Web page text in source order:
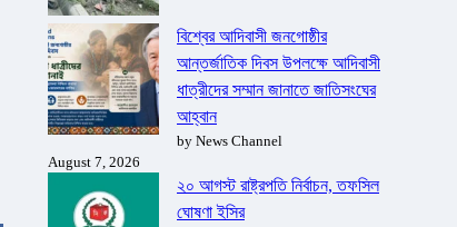
বিশ্বের আদিবাসী জনগোষ্ঠীর
আন্তর্জাতিক দিবস উপলক্ষে আদিবাসী
ধাত্রীদের সম্মান জানাতে জাতিসংঘের
আহ্বান
by News Channel
August 7, 2026
২০ আগস্ট রাষ্ট্রপতি নির্বাচন, তফসিল
ঘোষণা ইসির